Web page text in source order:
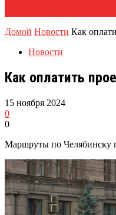
Домой Новости Как
Новости
Как оплатить
15 ноября 2024
0
0
Маршруты по Челябинску